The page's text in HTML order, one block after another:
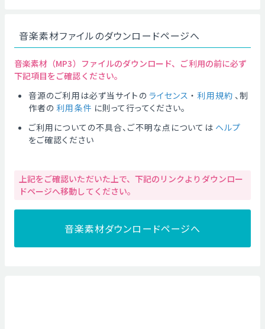
音楽素材ファイルのダウンロードページへ
音楽素材（MP3）ファイルのダウンロード、ご利用の前に必ず
下記項目をご確認ください。
音源のご利用は必ず当サイトの ライセンス ・ 利用規約 、制
作者の 利用条件 に則って行ってください。
ご利用についての不具合、ご不明な点については ヘルプ
をご確認ください
上記をご確認いただいた上で、下記のリンクよりダウンロー
ドページへ移動してください。
音楽素材ダウンロードページへ